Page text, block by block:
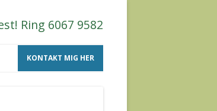
Ring 6067 9582
KONTAKT MIG HER